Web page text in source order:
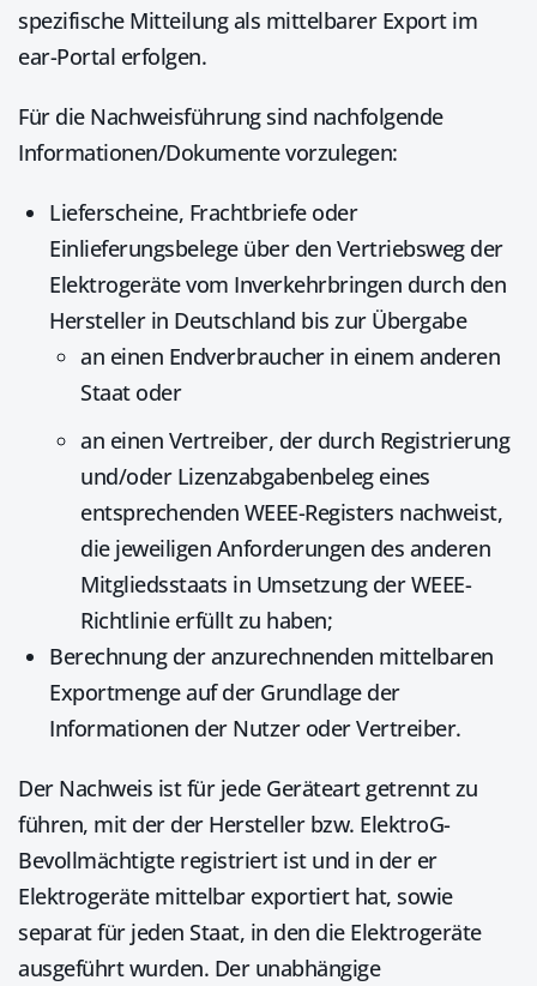
spezifische Mitteilung als mittelbarer Export im
ear-Portal erfolgen.
Für die Nachweisführung sind nachfolgende
Informationen/Dokumente vorzulegen:
Lieferscheine, Frachtbriefe oder
Einlieferungsbelege über den Vertriebsweg der
Elektrogeräte vom Inverkehrbringen durch den
Hersteller in Deutschland bis zur Übergabe
an einen Endverbraucher in einem anderen
Staat oder
an einen Vertreiber, der durch Registrierung
und/oder Lizenzabgabenbeleg eines
entsprechenden WEEE-Registers nachweist,
die jeweiligen Anforderungen des anderen
Mitgliedsstaats in Umsetzung der WEEE-
Richtlinie erfüllt zu haben;
Berechnung der anzurechnenden mittelbaren
Exportmenge auf der Grundlage der
Informationen der Nutzer oder Vertreiber.
Der Nachweis ist für jede Geräteart getrennt zu
führen, mit der der Hersteller bzw. ElektroG-
Bevollmächtigte registriert ist und in der er
Elektrogeräte mittelbar exportiert hat, sowie
separat für jeden Staat, in den die Elektrogeräte
ausgeführt wurden. Der unabhängige